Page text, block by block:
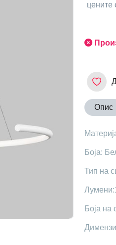
цените
Опис
Боја:
Тип на
Боја на